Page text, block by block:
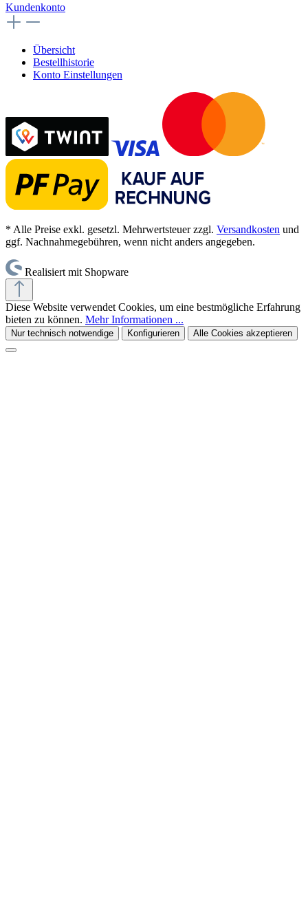
Kundenkonto
Übersicht
Bestellhistorie
Konto Einstellungen
* Alle Preise exkl. gesetzl. Mehrwertsteuer zzgl. Versandkosten und
ggf. Nachnahmegebühren, wenn nicht anders angegeben.
Realisiert mit Shopware
Diese Website verwendet Cookies, um eine bestmögliche Erfahrung
bieten zu können. Mehr Informationen ...
Nur technisch notwendige Konfigurieren Alle Cookies akzeptieren